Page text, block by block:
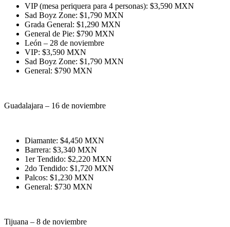
VIP (mesa periquera para 4 personas): $3,590 MXN
Sad Boyz Zone: $1,790 MXN
Grada General: $1,290 MXN
General de Pie: $790 MXN
León – 28 de noviembre
VIP: $3,590 MXN
Sad Boyz Zone: $1,790 MXN
General: $790 MXN
Guadalajara – 16 de noviembre
Diamante: $4,450 MXN
Barrera: $3,340 MXN
1er Tendido: $2,220 MXN
2do Tendido: $1,720 MXN
Palcos: $1,230 MXN
General: $730 MXN
Tijuana – 8 de noviembre